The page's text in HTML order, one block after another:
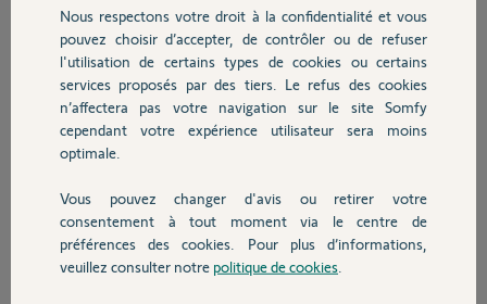
Chauffage
Autres produits
Devis avec un pro
Contact
Frederic D.
il y a presque 5 ans
Participer au fil de discussion
Réponses
Bonjour
Essayez de changer le câble et/ou le port sur la box internet.
Nous respectons votre droit à la confidentialité et vous
pouvez choisir d’accepter, de contrôler ou de refuser
l'utilisation de certains types de cookies ou certains
services proposés par des tiers. Le refus des cookies
n’affectera pas votre navigation sur le site Somfy
cependant votre expérience utilisateur sera moins
optimale.
Vous pouvez changer d'avis ou retirer votre
consentement à tout moment via le centre de
préférences des cookies. Pour plus d’informations,
veuillez consulter notre politique de cookies